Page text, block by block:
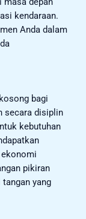
kendaraan.
Anda dalam
bagi
secara disiplin
kebutuhan
pikiran
tangan yang